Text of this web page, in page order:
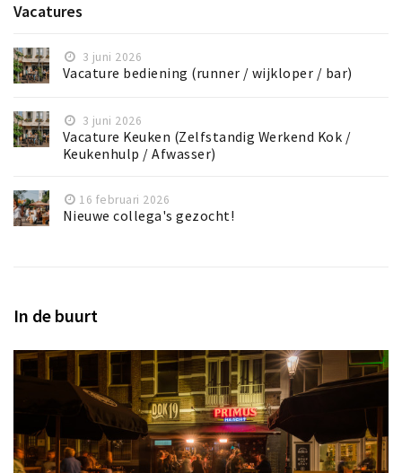
Vacatures
3 juni 2026
Vacature bediening (runner / wijkloper / bar)
3 juni 2026
Vacature Keuken (Zelfstandig Werkend Kok /
Keukenhulp / Afwasser)
16 februari 2026
Nieuwe collega's gezocht!
In de buurt